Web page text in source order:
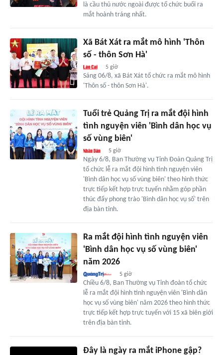
là cầu thủ nước ngoài được tổ chức buổi ra
mắt hoành tráng nhất.
Xã Bát Xát ra mắt mô hình 'Thôn
số - thôn Sơn Hà'
5 giờ
Sáng 06/8, xã Bát Xát tổ chức ra mắt mô hình
'Thôn số - thôn Sơn Hà'.
Tuổi trẻ Quảng Trị ra mắt đội hình
tình nguyện viên 'Bình dân học vụ
số vùng biên'
5 giờ
Ngày 6/8, Ban Thường vụ Tỉnh Đoàn Quảng Trị
tổ chức lễ ra mắt đội hình tình nguyện viên
'Bình dân học vụ số vùng biên' theo hình thức
trực tiếp kết hợp trực tuyến nhằm góp phần
thúc đẩy phong trào 'Bình dân học vụ số' trên
địa bàn tỉnh.
Ra mắt đội hình tình nguyện viên
'Bình dân học vụ số vùng biên'
năm 2026
5 giờ
Chiều 6/8, Ban Thường vụ Tỉnh đoàn tổ chức
lễ ra mắt đội hình tình nguyện viên 'Bình dân
học vụ số vùng biên' năm 2026 theo hình thức
trực tiếp kết hợp trực tuyến với 15 xã biên giới
trên địa bàn tỉnh.
Đây là ngày ra mắt iPhone gập?